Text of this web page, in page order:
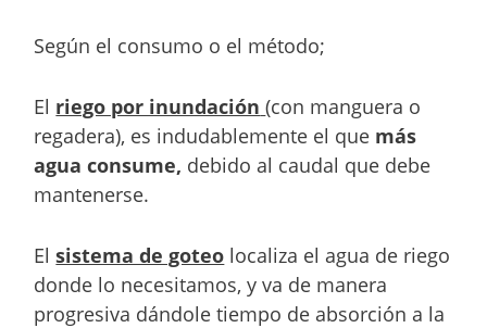
Según el consumo o el método;
El riego por inundación (con manguera o
regadera), es indudablemente el que más
agua consume, debido al caudal que debe
mantenerse.
Elsistema de goteo localiza el agua de riego
donde lo necesitamos, y va de manera
progresiva dándole tiempo de absorción a la